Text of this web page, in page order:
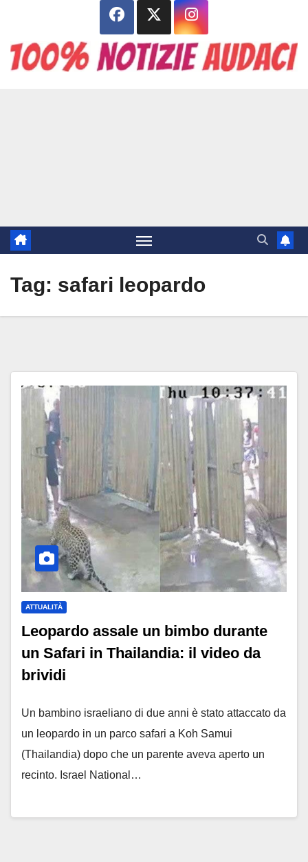
contenuto
Tag: safari leopardo
ATTUALITÀ
Leopardo assale un bimbo durante
un Safari in Thailandia: il video da
brividi
Un bambino israeliano di due anni è stato attaccato da
un leopardo in un parco safari a Koh Samui
(Thailandia) dopo che un parente aveva aperto un
recinto. Israel National…